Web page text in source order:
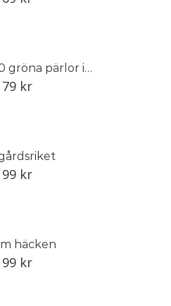
Gunnels 100 gröna pärlor i Trädgårdseuropa
kr
kr
häcken
kr